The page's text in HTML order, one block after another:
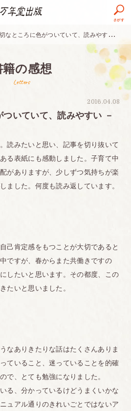
さがす
なところに色がついていて、読みやすい － みんな輝ける子に
籍の感想
Letters
2016.04.08
いていて、読みやすい －
読みたいと思い、記事を切り抜いて
る表紙にも感動しました。子育て中
がありますが、少しずつ気持ちが楽
ました。何度も読み返しています。
己肯定感をもつことが大切であると
ですが、春からまた共働きですの
したいと思います。その都度、この
たいと思いました。
なありきたりな話はたくさんありま
ていること、迷っていることを的確
で、とても勉強になりました。
る、分かっているけどうまくいかな
ュアル通りのきれいごとではないア